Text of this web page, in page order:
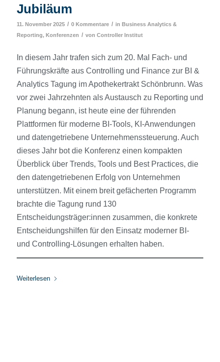
Jubiläum
11. November 2025 / 0 Kommentare / in Business Analytics &
Reporting, Konferenzen / von Controller Institut
In diesem Jahr trafen sich zum 20. Mal Fach- und
Führungskräfte aus Controlling und Finance zur BI &
Analytics Tagung im Apothekertrakt Schönbrunn. Was
vor zwei Jahrzehnten als Austausch zu Reporting und
Planung begann, ist heute eine der führenden
Plattformen für moderne BI-Tools, KI-Anwendungen
und datengetriebene Unternehmenssteuerung. Auch
dieses Jahr bot die Konferenz einen kompakten
Überblick über Trends, Tools und Best Practices, die
den datengetriebenen Erfolg von Unternehmen
unterstützen. Mit einem breit gefächerten Programm
brachte die Tagung rund 130
Entscheidungsträger:innen zusammen, die konkrete
Entscheidungshilfen für den Einsatz moderner BI-
und Controlling-Lösungen erhalten haben.
Weiterlesen